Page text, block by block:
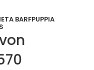
BARFPUPPIA